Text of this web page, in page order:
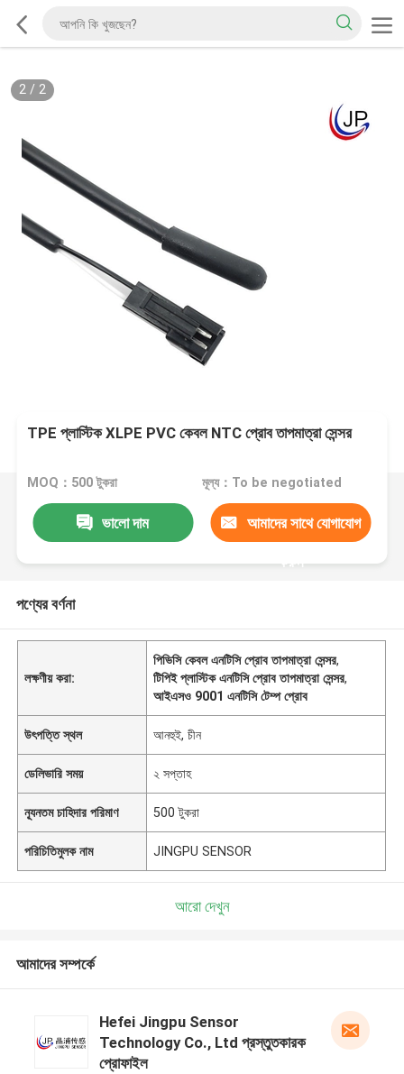
2/ 2
TPE প্লাস্টিক XLPE PVC কেবল NTC প্রোব তাপমাত্রা সেন্সর
MOQ：500 টুকরা মূল্য：To be negotiated
ভালো দাম আমাদের সাথে যোগাযোগ
করুন
পণ্যের বর্ণনা
লক্ষণীয় করা:
পিভিসি কেবল এনটিসি প্রোব তাপমাত্রা সেন্সর,
টিপিই প্লাস্টিক এনটিসি প্রোব তাপমাত্রা সেন্সর,
আইএসও 9001 এনটিসি টেম্প প্রোব
উৎপত্তি স্থল আনহুই, চীন
ডেলিভারি সময় ২ সপ্তাহ
ন্যূনতম চাহিদার পরিমাণ 500 টুকরা
পরিচিতিমুলক নাম JINGPU SENSOR
আরো দেখুন
আমাদের সম্পর্কে
Hefei Jingpu Sensor
Technology Co., Ltd প্রস্তুতকারক
প্রোফাইল